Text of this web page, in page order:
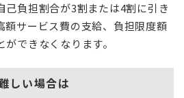
己負担割合が3割または4割に引き
額サービス費の支給、負担限度額
できなくなります。
しい場合は